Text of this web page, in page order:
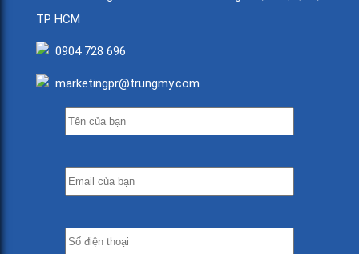
TP HCM
0904 728 696
marketingpr@trungmy.com